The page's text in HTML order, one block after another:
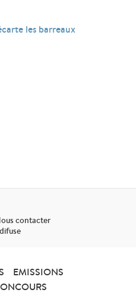
les barreaux
contacter
EMISSIONS